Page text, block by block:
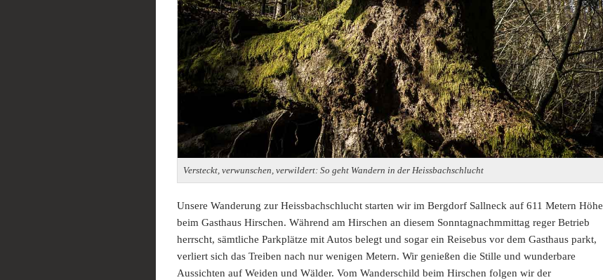
Versteckt, verwunschen, verwildert: So geht Wandern in der Heissbachschlucht
Unsere Wanderung zur Heissbachschlucht starten wir im Bergdorf Sallneck auf 611 Metern Höhe
beim Gasthaus Hirschen. Während am Hirschen an diesem Sonntagnachmmittag reger Betrieb
herrscht, sämtliche Parkplätze mit Autos belegt und sogar ein Reisebus vor dem Gasthaus parkt,
verliert sich das Treiben nach nur wenigen Metern. Wir genießen die Stille und wunderbare
Aussichten auf Weiden und Wälder. Vom Wanderschild beim Hirschen folgen wir der